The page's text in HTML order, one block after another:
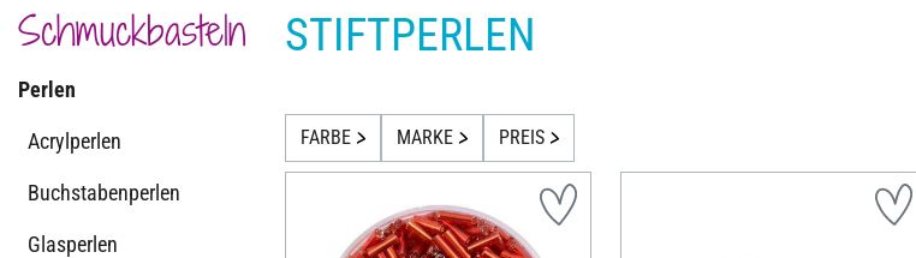
Schmuckbasteln
Perlen
Acrylperlen
Buchstabenperlen
Glasperlen
STIFTPERLEN
FARBE MARKE PREIS